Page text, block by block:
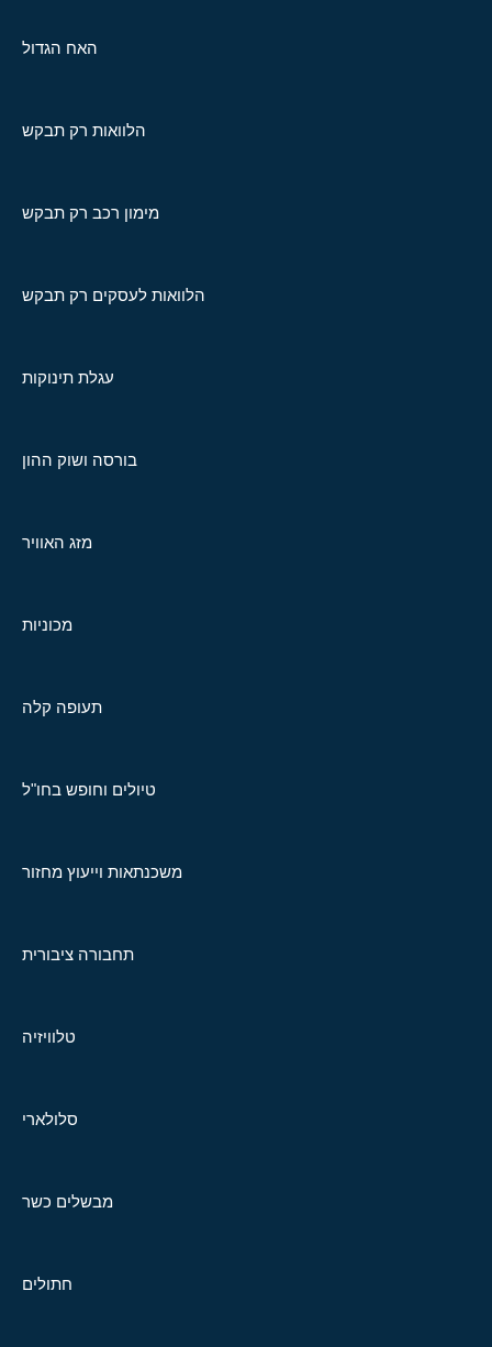
האח הגדול
הלוואות רק תבקש
מימון רכב רק תבקש
הלוואות לעסקים רק תבקש
עגלת תינוקות
בורסה ושוק ההון
מזג האוויר
מכוניות
תעופה קלה
טיולים וחופש בחו"ל
משכנתאות וייעוץ מחזור
תחבורה ציבורית
טלוויזיה
סלולארי
מבשלים כשר
חתולים